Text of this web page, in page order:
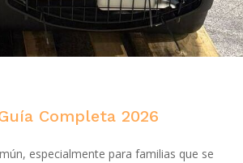
Completa 2026
especialmente para familias que se